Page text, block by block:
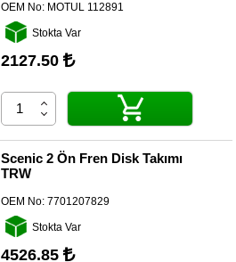
OEM No: MOTUL 112891
Stokta Var
2127.50
Scenic 2 Ön Fren Disk Takımı
TRW
OEM No:7701207829
Stokta Var
4526.85